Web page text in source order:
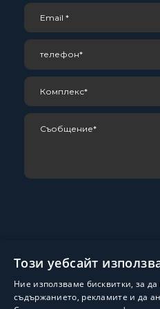
Този уебсайт
Ние използваме бисквитки, за
съдържанието, рекламите и да